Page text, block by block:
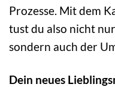
Prozesse. Mit dem
tust du also nicht
sondern auch der
Dein neues